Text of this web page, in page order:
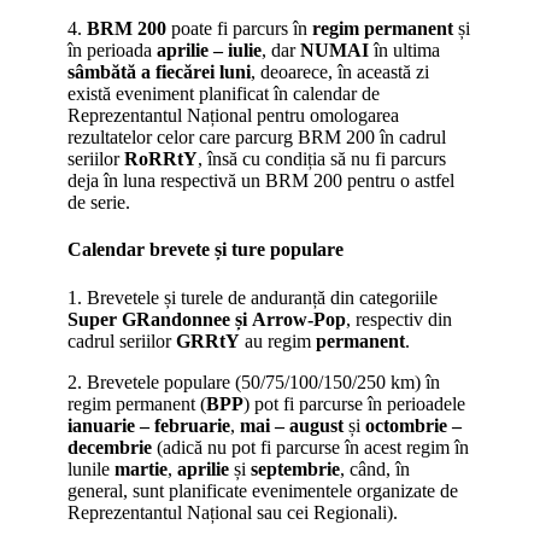
4. BRM 200 poate fi parcurs în regim permanent și
în perioada aprilie – iulie, darNUMAIîn ultima
sâmbătă a fiecărei luni, deoarece, în această zi
există eveniment planificat în calendar de
Reprezentantul Național pentru omologarea
rezultatelor celor care parcurg BRM 200 în cadrul
seriilorRoRRtY, însă cu condiția să nu fi parcurs
deja în luna respectivă un BRM 200 pentru o astfel
de serie.
Calendar brevete și ture populare
1. Brevetele și turele de anduranță din categoriile
Super GRandonnee și Arrow-Pop, respectiv din
cadrul seriilorGRRtY au regim permanent.
2. Brevetele populare (50/75/100/150/250 km) în
regim permanent (BPP) pot fi parcurse în perioadele
ianuarie – februarie, mai – august și octombrie –
decembrie (adică nu pot fi parcurse în acest regim în
lunile martie, aprilie și septembrie, când, în
general, sunt planificate evenimentele organizate de
Reprezentantul Național sau cei Regionali).